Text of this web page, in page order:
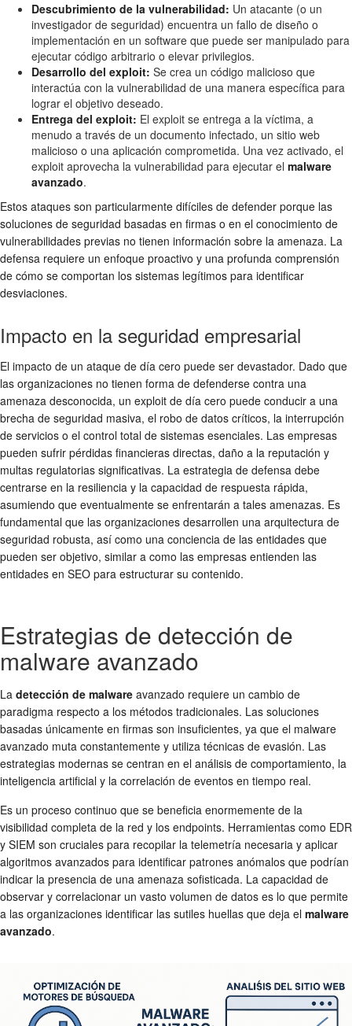
Descubrimiento de la vulnerabilidad: Un atacante (o un
investigador de seguridad) encuentra un fallo de diseño o
implementación en un software que puede ser manipulado para
ejecutar código arbitrario o elevar privilegios.
Desarrollo del exploit: Se crea un código malicioso que
interactúa con la vulnerabilidad de una manera específica para
lograr el objetivo deseado.
Entrega del exploit: El exploit se entrega a la víctima, a
menudo a través de un documento infectado, un sitio web
malicioso o una aplicación comprometida. Una vez activado, el
exploit aprovecha la vulnerabilidad para ejecutar el malware
avanzado.
Estos ataques son particularmente difíciles de defender porque las
soluciones de seguridad basadas en firmas o en el conocimiento de
vulnerabilidades previas no tienen información sobre la amenaza. La
defensa requiere un enfoque proactivo y una profunda comprensión
de cómo se comportan los sistemas legítimos para identificar
desviaciones.
Impacto en la seguridad empresarial
El impacto de un ataque de día cero puede ser devastador. Dado que
las organizaciones no tienen forma de defenderse contra una
amenaza desconocida, un exploit de día cero puede conducir a una
brecha de seguridad masiva, el robo de datos críticos, la interrupción
de servicios o el control total de sistemas esenciales. Las empresas
pueden sufrir pérdidas financieras directas, daño a la reputación y
multas regulatorias significativas. La estrategia de defensa debe
centrarse en la resiliencia y la capacidad de respuesta rápida,
asumiendo que eventualmente se enfrentarán a tales amenazas. Es
fundamental que las organizaciones desarrollen una arquitectura de
seguridad robusta, así como una conciencia de las entidades que
pueden ser objetivo, similar a como las empresas entienden las
entidades en SEO para estructurar su contenido.
Estrategias de detección de
malware avanzado
La detección de malware avanzado requiere un cambio de
paradigma respecto a los métodos tradicionales. Las soluciones
basadas únicamente en firmas son insuficientes, ya que el malware
avanzado muta constantemente y utiliza técnicas de evasión. Las
estrategias modernas se centran en el análisis de comportamiento, la
inteligencia artificial y la correlación de eventos en tiempo real.
Es un proceso continuo que se beneficia enormemente de la
visibilidad completa de la red y los endpoints. Herramientas como EDR
y SIEM son cruciales para recopilar la telemetría necesaria y aplicar
algoritmos avanzados para identificar patrones anómalos que podrían
indicar la presencia de una amenaza sofisticada. La capacidad de
observar y correlacionar un vasto volumen de datos es lo que permite
a las organizaciones identificar las sutiles huellas que deja el malware
avanzado.